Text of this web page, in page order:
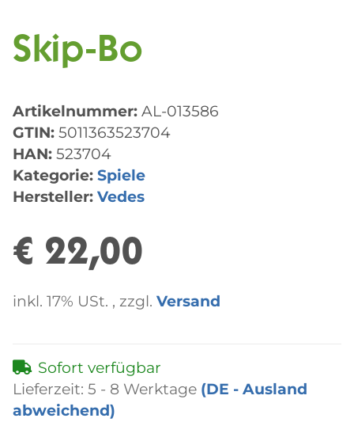
Skip-Bo
Artikelnummer: AL-013586
GTIN: 5011363523704
HAN: 523704
Kategorie: Spiele
Hersteller: Vedes
€ 22,00
inkl. 17% USt. , zzgl. Versand
Sofort verfügbar
Lieferzeit: 5 - 8 Werktage (DE - Ausland
abweichend)